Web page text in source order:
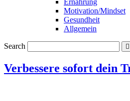
Ernährung
Motivation/Mindset
Gesundheit
Allgemein
Search
Verbessere sofort dein